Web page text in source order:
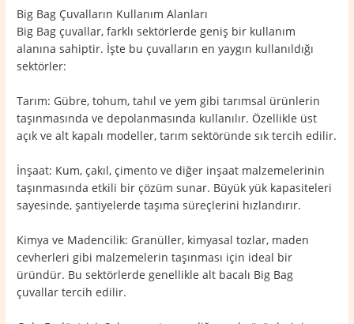
Big Bag Çuvalların Kullanım Alanları
Big Bag çuvallar, farklı sektörlerde geniş bir kullanım
alanına sahiptir. İşte bu çuvalların en yaygın kullanıldığı
sektörler:
Tarım: Gübre, tohum, tahıl ve yem gibi tarımsal ürünlerin
taşınmasında ve depolanmasında kullanılır. Özellikle üst
açık ve alt kapalı modeller, tarım sektöründe sık tercih edilir.
İnşaat: Kum, çakıl, çimento ve diğer inşaat malzemelerinin
taşınmasında etkili bir çözüm sunar. Büyük yük kapasiteleri
sayesinde, şantiyelerde taşıma süreçlerini hızlandırır.
Kimya ve Madencilik: Granüller, kimyasal tozlar, maden
cevherleri gibi malzemelerin taşınması için ideal bir
üründür. Bu sektörlerde genellikle alt bacalı Big Bag
çuvallar tercih edilir.